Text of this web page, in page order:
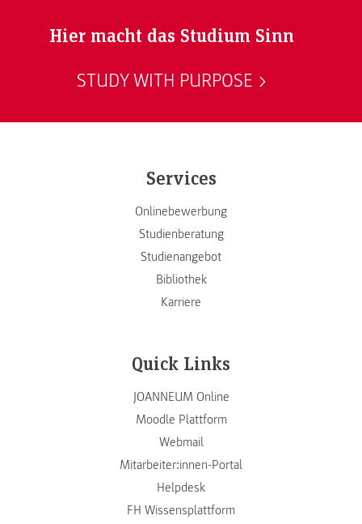
Hier macht das Studium Sinn
STUDY WITH PURPOSE
Services
Onlinebewerbung
Studienberatung
Studienangebot
Bibliothek
Karriere
Quick Links
JOANNEUM Online
Moodle Plattform
Webmail
Mitarbeiter:innen-Portal
Helpdesk
FH Wissensplattform